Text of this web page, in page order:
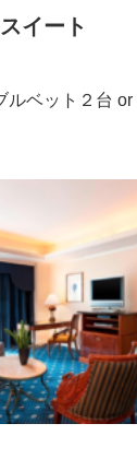
イート
ルベット２台